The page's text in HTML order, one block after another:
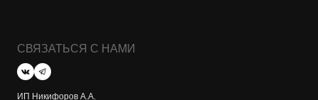
СВЯЗАТЬСЯ С НАМИ
ИП Никифоров А.А.